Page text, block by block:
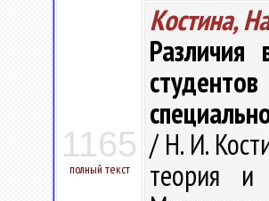
1165
полный текст
Костина,
Различия
/ Н. И.
теория и